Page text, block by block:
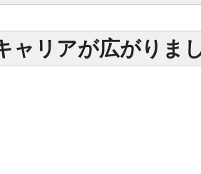
リー」と同じ
クがついてい
一人で運転で
ャリアが広がりま